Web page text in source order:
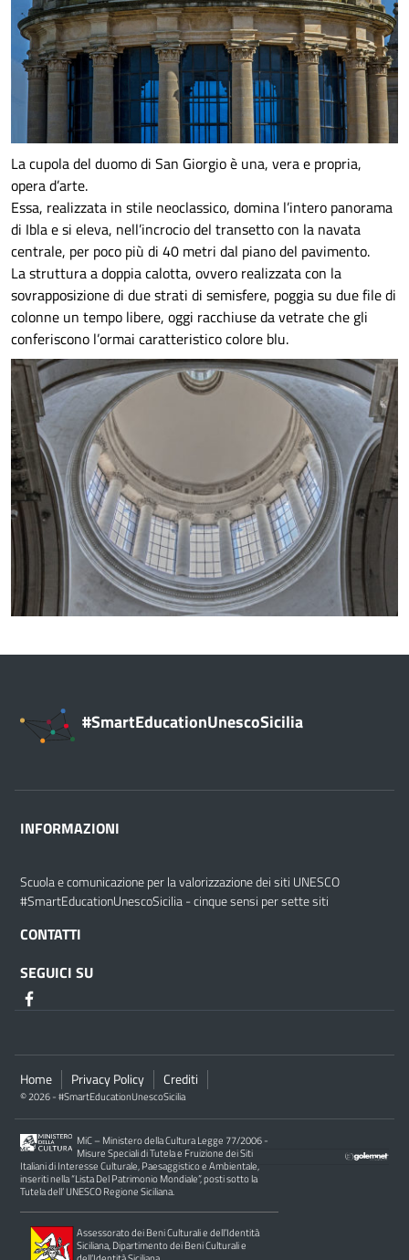
La cupola del duomo di San Giorgio è una, vera e propria,
opera d’arte.
Essa, realizzata in stile neoclassico, domina l’intero panorama
di Ibla e si eleva, nell’incrocio del transetto con la navata
centrale, per poco più di 40 metri dal piano del pavimento.
La struttura a doppia calotta, ovvero realizzata con la
sovrapposizione di due strati di semisfere, poggia su due file di
colonne un tempo libere, oggi racchiuse da vetrate che gli
conferiscono l’ormai caratteristico colore blu.
#SmartEducationUnescoSicilia
INFORMAZIONI
Scuola e comunicazione per la valorizzazione dei siti UNESCO
#SmartEducationUnescoSicilia - cinque sensi per sette siti
CONTATTI
SEGUICI SU
Home Privacy Policy Crediti
© 2026 - #SmartEducationUnescoSicilia
MiC – Ministero della Cultura Legge 77/2006 -
Misure Speciali di Tutela e Fruizione dei Siti
Italiani di Interesse Culturale, Paesaggistico e Ambientale,
inseriti nella “Lista Del Patrimonio Mondiale”, posti sotto la
Tutela dell’ UNESCO Regione Siciliana.
Assessorato dei Beni Culturali e dell’Identità
Siciliana, Dipartimento dei Beni Culturali e